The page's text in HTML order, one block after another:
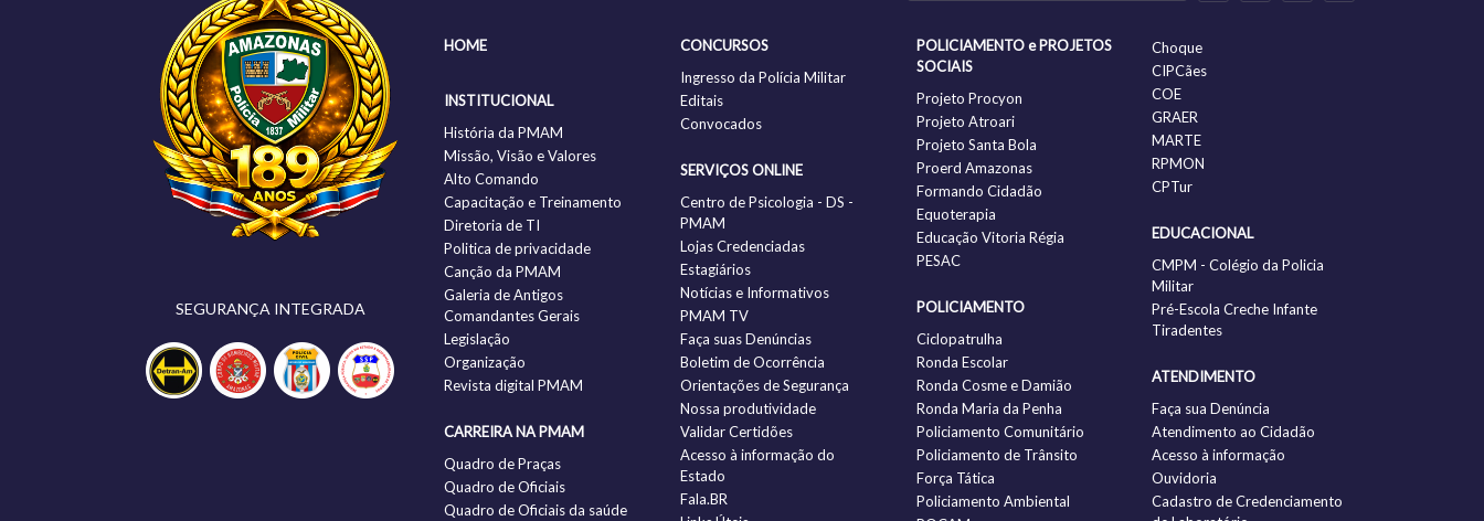
SEGURANÇA INTEGRADA
HOME
INSTITUCIONAL
História da PMAM
Missão, Visão e Valores
Alto Comando
Capacitação e Treinamento
Diretoria de TI
Politica de privacidade
Canção da PMAM
Galeria de Antigos
Comandantes Gerais
Legislação
Organização
Revista digital PMAM
CARREIRA NA PMAM
Quadro de Praças
Quadro de Oficiais
Quadro de Oficiais da saúde
CONCURSOS
Ingresso da Polícia Militar
Editais
Convocados
SERVIÇOS ONLINE
Centro de Psicologia - DS -
PMAM
Lojas Credenciadas
Estagiários
Notícias e Informativos
PMAM TV
Faça suas Denúncias
Boletim de Ocorrência
Orientações de Segurança
Nossa produtividade
Validar Certidões
Acesso à informação do
Estado
Fala.BR
POLICIAMENTO e PROJETOS
SOCIAIS
Projeto Procyon
Projeto Atroari
Projeto Santa Bola
Proerd Amazonas
Formando Cidadão
Equoterapia
Educação Vitoria Régia
PESAC
POLICIAMENTO
Ciclopatrulha
Ronda Escolar
Ronda Cosme e Damião
Ronda Maria da Penha
Policiamento Comunitário
Policiamento de Trânsito
Força Tática
Policiamento Ambiental
Choque
CIPCães
COE
GRAER
MARTE
RPMON
CPTur
EDUCACIONAL
CMPM - Colégio da Policia
Militar
Pré-Escola Creche Infante
Tiradentes
ATENDIMENTO
Faça sua Denúncia
Atendimento ao Cidadão
Acesso à informação
Ouvidoria
Cadastro de Credenciamento